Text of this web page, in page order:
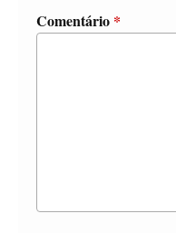
Comentário *